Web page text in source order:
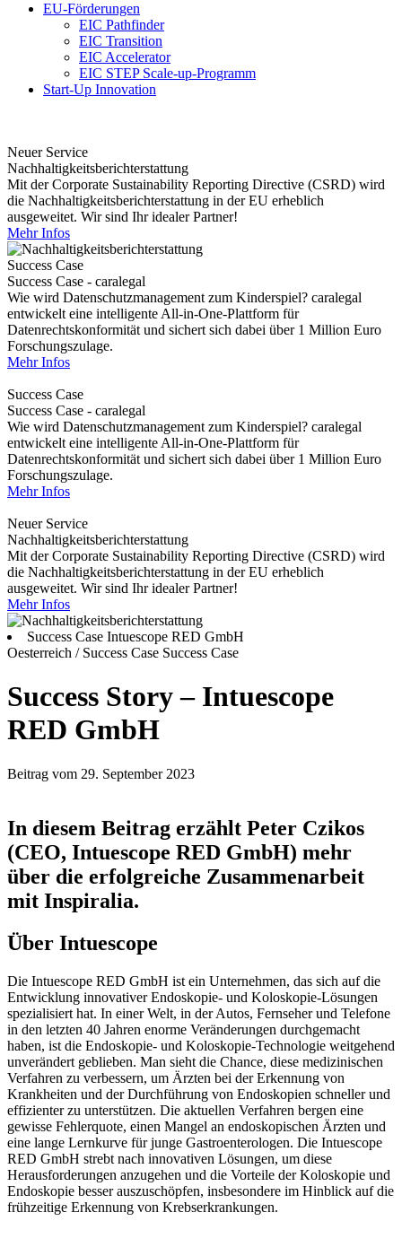
EU-Förderungen
EIC Pathfinder
EIC Transition
EIC Accelerator
EIC STEP Scale-up-Programm
Start-Up Innovation
Neuer Service
Nachhaltigkeitsberichterstattung
Mit der Corporate Sustainability Reporting Directive (CSRD) wird
die Nachhaltigkeitsberichterstattung in der EU erheblich
ausgeweitet. Wir sind Ihr idealer Partner!
Mehr Infos
Success Case
Success Case - caralegal
Wie wird Datenschutzmanagement zum Kinderspiel? caralegal
entwickelt eine intelligente All-in-One-Plattform für
Datenrechtskonformität und sichert sich dabei über 1 Million Euro
Forschungszulage.
Mehr Infos
Success Case
Success Case - caralegal
Wie wird Datenschutzmanagement zum Kinderspiel? caralegal
entwickelt eine intelligente All-in-One-Plattform für
Datenrechtskonformität und sichert sich dabei über 1 Million Euro
Forschungszulage.
Mehr Infos
Neuer Service
Nachhaltigkeitsberichterstattung
Mit der Corporate Sustainability Reporting Directive (CSRD) wird
die Nachhaltigkeitsberichterstattung in der EU erheblich
ausgeweitet. Wir sind Ihr idealer Partner!
Mehr Infos
Success Case Intuescope RED GmbH
Oesterreich / Success Case Success Case
Success Story – Intuescope
RED GmbH
Beitrag vom 29. September 2023
In diesem Beitrag erzählt Peter Czikos
(CEO, Intuescope RED GmbH) mehr
über die erfolgreiche Zusammenarbeit
mit Inspiralia.
Über Intuescope
Die Intuescope RED GmbH ist ein Unternehmen, das sich auf die
Entwicklung innovativer Endoskopie- und Koloskopie-Lösungen
spezialisiert hat. In einer Welt, in der Autos, Fernseher und Telefone
in den letzten 40 Jahren enorme Veränderungen durchgemacht
haben, ist die Endoskopie- und Koloskopie-Technologie weitgehend
unverändert geblieben. Man sieht die Chance, diese medizinischen
Verfahren zu verbessern, um Ärzten bei der Erkennung von
Krankheiten und der Durchführung von Endoskopien schneller und
effizienter zu unterstützen. Die aktuellen Verfahren bergen eine
gewisse Fehlerquote, einen Mangel an endoskopischen Ärzten und
eine lange Lernkurve für junge Gastroenterologen. Die Intuescope
RED GmbH strebt nach innovativen Lösungen, um diese
Herausforderungen anzugehen und die Vorteile der Koloskopie und
Endoskopie besser auszuschöpfen, insbesondere im Hinblick auf die
frühzeitige Erkennung von Krebserkrankungen.